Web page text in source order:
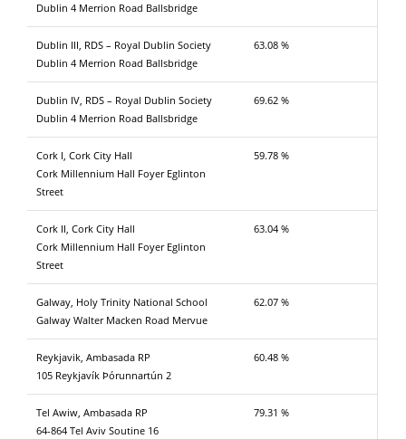
Dublin 4 Merrion Road Ballsbridge
Dublin III, RDS – Royal Dublin Society
Dublin 4 Merrion Road Ballsbridge
63.08 %
Dublin IV, RDS – Royal Dublin Society
Dublin 4 Merrion Road Ballsbridge
69.62 %
Cork I, Cork City Hall
Cork Millennium Hall Foyer Eglinton
Street
59.78 %
Cork II, Cork City Hall
Cork Millennium Hall Foyer Eglinton
Street
63.04 %
Galway, Holy Trinity National School
Galway Walter Macken Road Mervue
62.07 %
Reykjavik, Ambasada RP
105 Reykjavík Þórunnartún 2
60.48 %
Tel Awiw, Ambasada RP
64-864 Tel Aviv Soutine 16
79.31 %